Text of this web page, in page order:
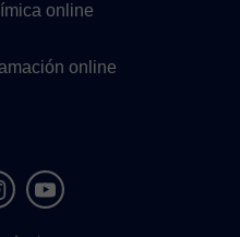
online
online